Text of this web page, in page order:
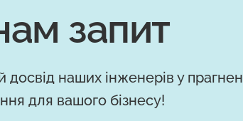
запит
наших інженерів у
для вашого бізнесу!